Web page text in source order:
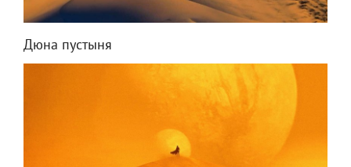
Дюна пустыня